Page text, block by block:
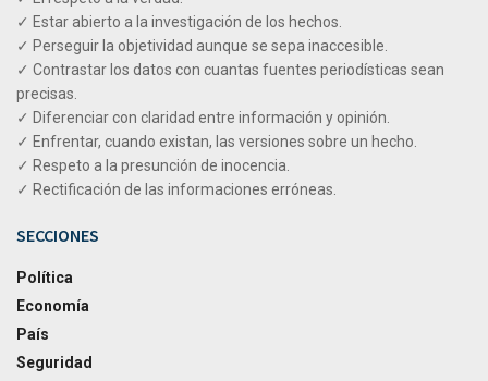
✓ Estar abierto a la investigación de los hechos.
✓ Perseguir la objetividad aunque se sepa inaccesible.
✓ Contrastar los datos con cuantas fuentes periodísticas sean
precisas.
✓ Diferenciar con claridad entre información y opinión.
✓ Enfrentar, cuando existan, las versiones sobre un hecho.
✓ Respeto a la presunción de inocencia.
✓ Rectificación de las informaciones erróneas.
SECCIONES
Política
Economía
País
Seguridad